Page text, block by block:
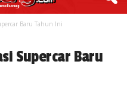
Baru Tahun Ini
Supercar Baru